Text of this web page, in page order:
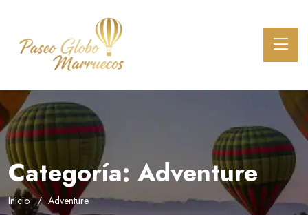
Categoría: Adventure
Inicio Adventure